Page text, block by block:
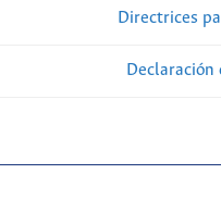
Directrices